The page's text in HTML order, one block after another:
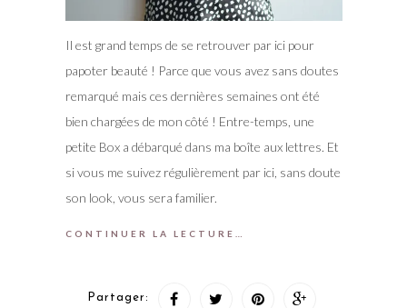
Il est grand temps de se retrouver par ici pour
papoter beauté ! Parce que vous avez sans doutes
remarqué mais ces dernières semaines ont été
bien chargées de mon côté ! Entre-temps, une
petite Box a débarqué dans ma boîte aux lettres. Et
si vous me suivez régulièrement par ici, sans doute
son look, vous sera familier.
CONTINUER LA LECTURE…
Partager: